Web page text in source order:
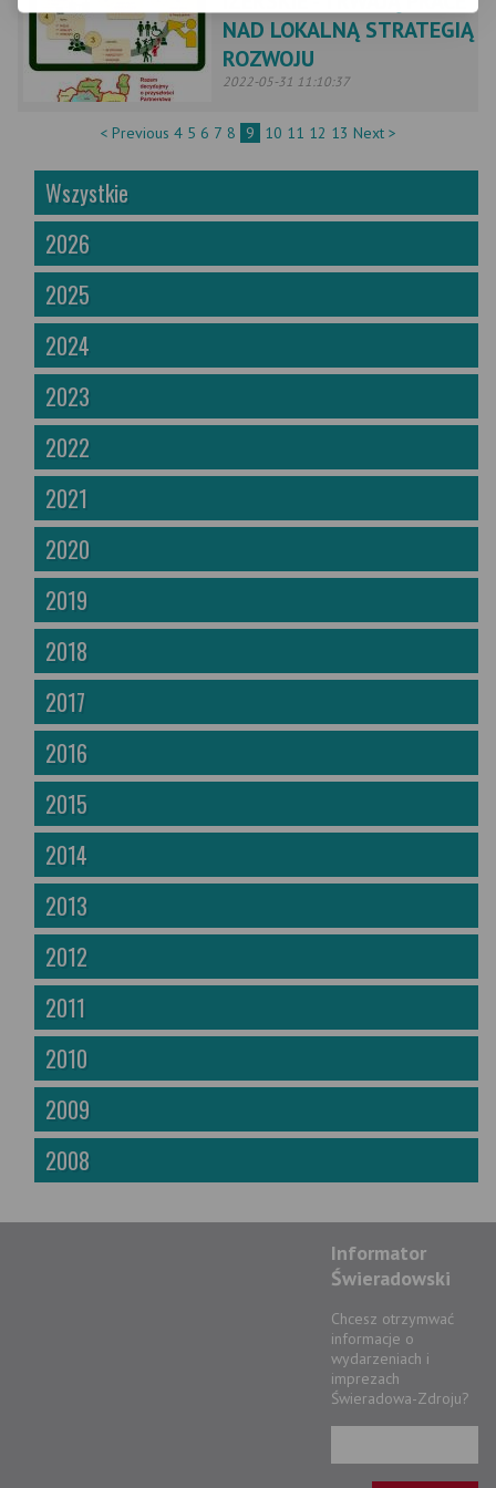
NAD LOKALNĄ STRATEGIĄ
ROZWOJU
2022-05-31 11:10:37
< Previous 4 5 6 7 8 9 10 11 12 13 Next >
Wszystkie
2026
2025
2024
2023
2022
2021
2020
2019
2018
2017
2016
2015
2014
2013
2012
2011
2010
2009
2008
Informator
Świeradowski
Chcesz otrzymwać
informacje o
wydarzeniach i
imprezach
Świeradowa-Zdroju?